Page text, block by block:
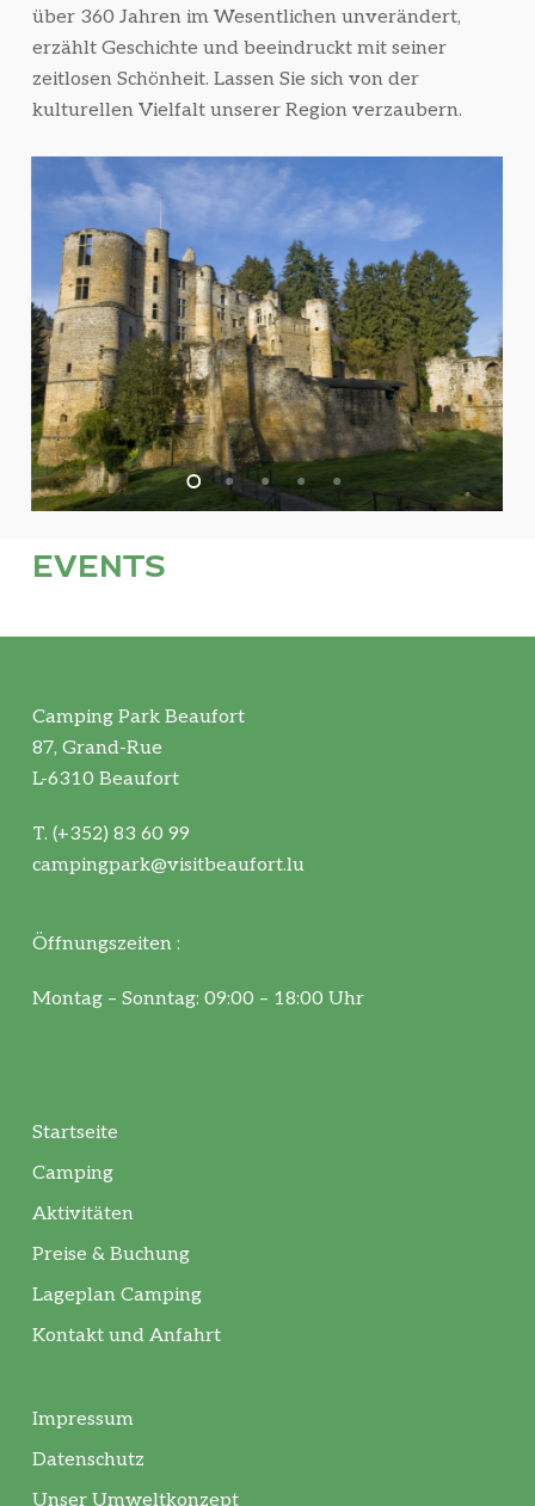
über 360 Jahren im Wesentlichen unverändert,
erzählt Geschichte und beeindruckt mit seiner
zeitlosen Schönheit. Lassen Sie sich von der
kulturellen Vielfalt unserer Region verzaubern.
EVENTS
Camping Park Beaufort
87, Grand-Rue
L-6310 Beaufort
T. (+352) 83 60 99
campingpark@visitbeaufort.lu
Öffnungszeiten :
Montag – Sonntag: 09:00 – 18:00 Uhr
Startseite
Camping
Aktivitäten
Preise & Buchung
Lageplan Camping
Kontakt und Anfahrt
Impressum
Datenschutz
Unser Umweltkonzept